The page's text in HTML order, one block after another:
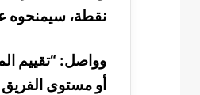
نقطة، سيمنحوه
وواصل: “تقييم
أو مستوى الفريق